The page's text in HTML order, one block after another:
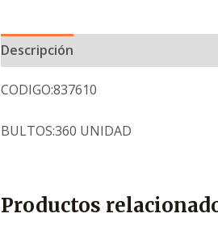
Descripción
CODIGO:837610
BULTOS:360 UNIDAD
Productos